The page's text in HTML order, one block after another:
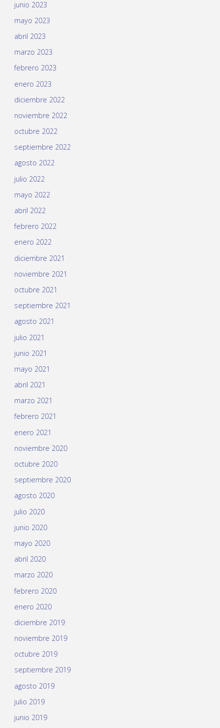
junio 2023
mayo 2023
abril 2023
marzo 2023
febrero 2023
enero 2023
diciembre 2022
noviembre 2022
octubre 2022
septiembre 2022
agosto 2022
julio 2022
mayo 2022
abril 2022
febrero 2022
enero 2022
diciembre 2021
noviembre 2021
octubre 2021
septiembre 2021
agosto 2021
julio 2021
junio 2021
mayo 2021
abril 2021
marzo 2021
febrero 2021
enero 2021
noviembre 2020
octubre 2020
septiembre 2020
agosto 2020
julio 2020
junio 2020
mayo 2020
abril 2020
marzo 2020
febrero 2020
enero 2020
diciembre 2019
noviembre 2019
octubre 2019
septiembre 2019
agosto 2019
julio 2019
junio 2019